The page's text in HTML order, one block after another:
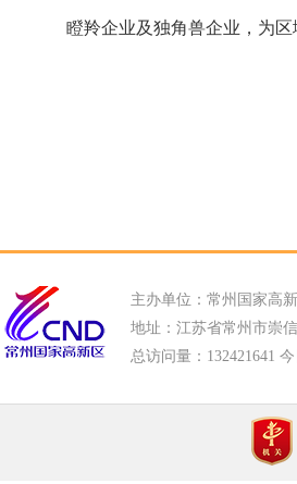
瞪羚企业及独角兽企业，为
主办单位：常州国家高
地址：江苏省常州市崇
总访问量： 132421641